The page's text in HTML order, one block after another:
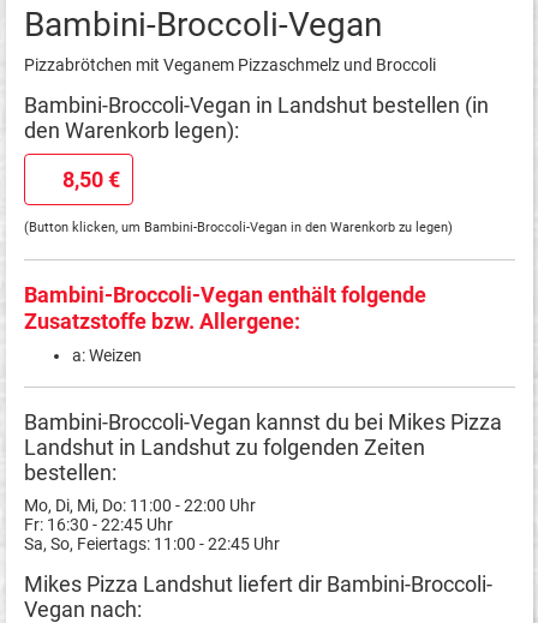
Bambini-Broccoli-Vegan
Pizzabrötchen mit Veganem Pizzaschmelz und Broccoli
Bambini-Broccoli-Vegan in Landshut bestellen (in
den Warenkorb legen):
8,50 €
(Button klicken, um Bambini-Broccoli-Vegan in den Warenkorb zu legen)
Bambini-Broccoli-Vegan enthält folgende
Zusatzstoffe bzw. Allergene:
a: Weizen
Bambini-Broccoli-Vegan kannst du bei Mikes Pizza
Landshut in Landshut zu folgenden Zeiten
bestellen:
Mo, Di, Mi, Do: 11:00 - 22:00 Uhr
Fr: 16:30 - 22:45 Uhr
Sa, So, Feiertags: 11:00 - 22:45 Uhr
Mikes Pizza Landshut liefert dir Bambini-Broccoli-
Vegan nach: